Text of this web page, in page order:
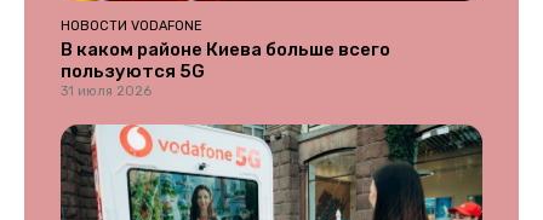
НОВОСТИ VODAFONE
В каком районе Киева больше всего
пользуются 5G
31 июля 2026